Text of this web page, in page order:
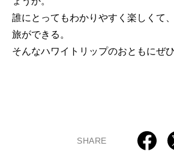
誰にとってもわかりやすく楽しくて
旅ができる。
そんなハワイトリップのおともにぜ
SHARE